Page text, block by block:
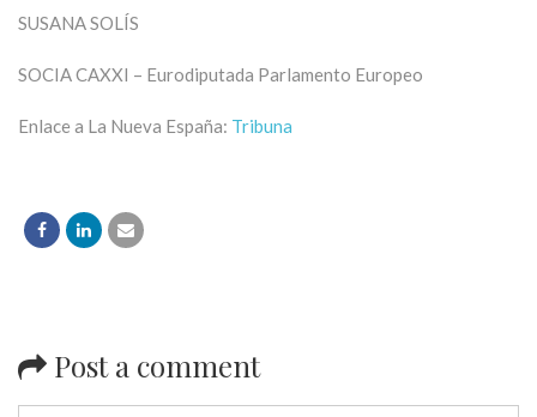
SUSANA SOLÍS
SOCIA CAXXI – Eurodiputada Parlamento Europeo
Enlace a La Nueva España: Tribuna
Post a comment